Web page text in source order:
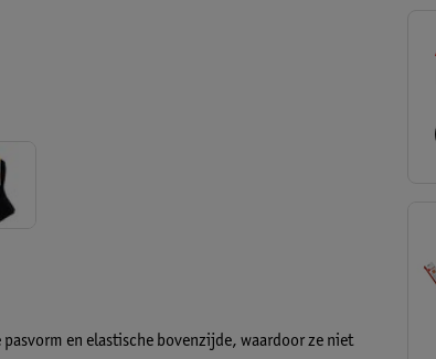
en elastische bovenzijde, waardoor ze niet